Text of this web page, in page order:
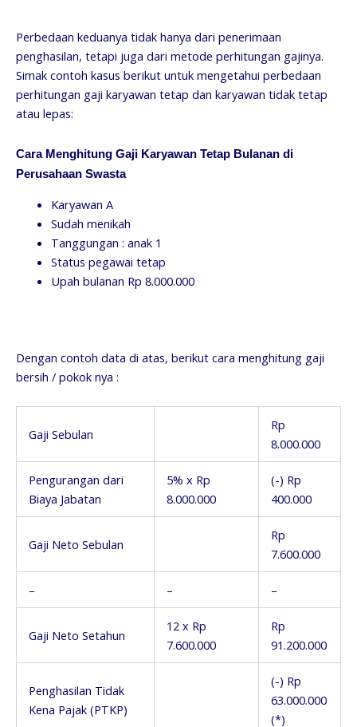
Perbedaan keduanya tidak hanya dari penerimaan
penghasilan, tetapi juga dari metode perhitungan gajinya.
Simak contoh kasus berikut untuk mengetahui perbedaan
perhitungan gaji karyawan tetap dan karyawan tidak tetap
atau lepas:
Cara Menghitung Gaji Karyawan Tetap Bulanan di
Perusahaan Swasta
Karyawan A
Sudah menikah
Tanggungan : anak 1
Status pegawai tetap
Upah bulanan Rp 8.000.000
Dengan contoh data di atas, berikut cara menghitung gaji
bersih / pokok nya :
Gaji Sebulan
Rp
8.000.000
Pengurangan dari
Biaya Jabatan
5% x Rp
8.000.000
(-) Rp
400.000
Gaji Neto Sebulan
Rp
7.600.000
– – –
Gaji Neto Setahun
12 x Rp
7.600.000
Rp
91.200.000
Penghasilan Tidak
Kena Pajak (PTKP)
(-) Rp
63.000.000
(*)